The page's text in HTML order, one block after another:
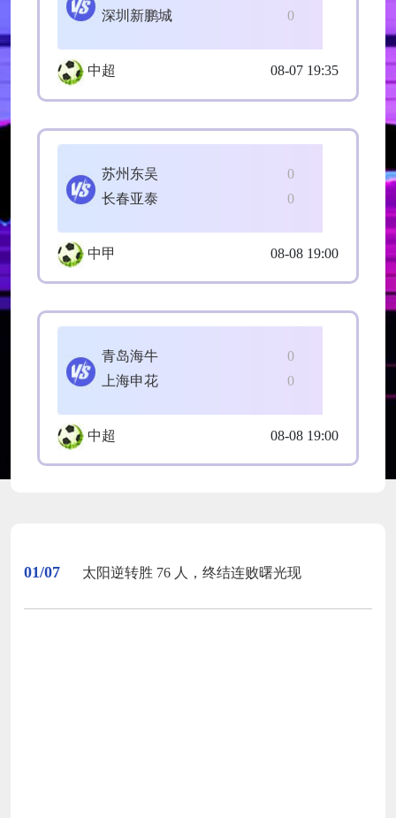
0
深圳新鹏城
中超 08-07 19:35
0
苏州东吴
0
长春亚泰
中甲 08-08 19:00
0
青岛海牛
0
上海申花
中超 08-08 19:00
01/07 太阳逆转胜 76 人，终结连败曙光现